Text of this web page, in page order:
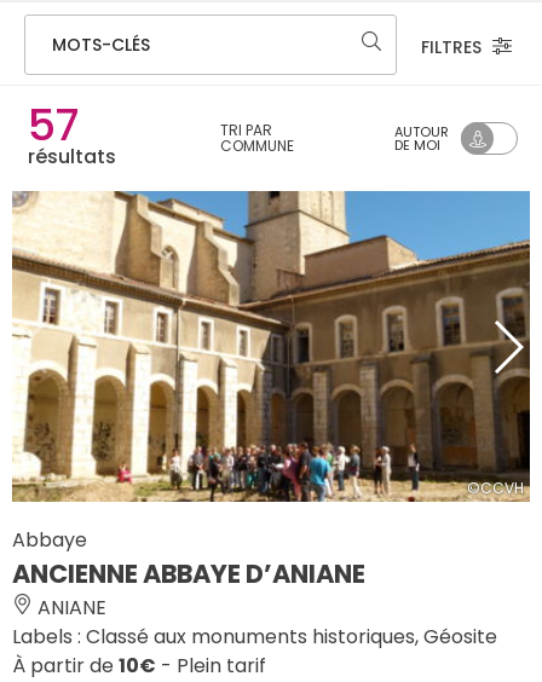
MOTS-CLÉS FILTRES
57
résultats
TRI PAR
COMMUNE
AUTOUR
DE MOI
©CCVH
Abbaye
ANCIENNE ABBAYE D’ANIANE
ANIANE
Labels : Classé aux monuments historiques, Géosite
À partir de10€ - Plein tarif